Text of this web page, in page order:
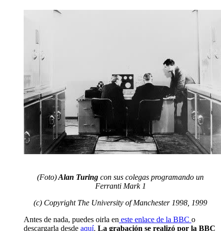
(Foto)Alan Turing con sus colegas programando un
Ferranti Mark 1
(c) Copyright The University of Manchester 1998, 1999
Antes de nada, puedes oirla en este enlace de la BBC o
descargarla desde aquí. La grabación se realizó por la BBC